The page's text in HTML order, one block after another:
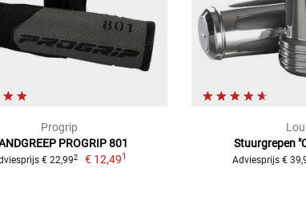
Progrip
PROGRIP 801
€ 22,992 € 12,491
Stuurgrepen
Adviesprijs €